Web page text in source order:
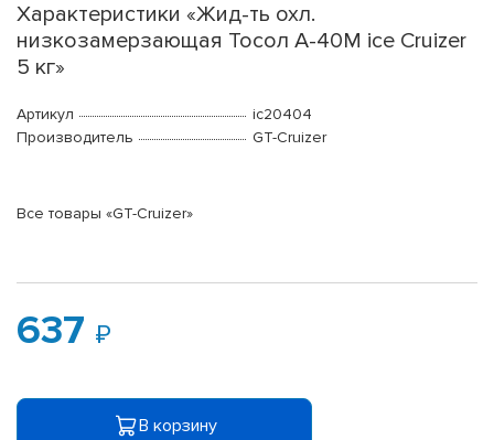
Характеристики «Жид-ть охл.
низкозамерзающая Тосол А-40М ice Cruizer
5 кг»
Артикул
ic20404
Производитель
GT-Cruizer
Все товары «GT-Cruizer»
637
В корзину